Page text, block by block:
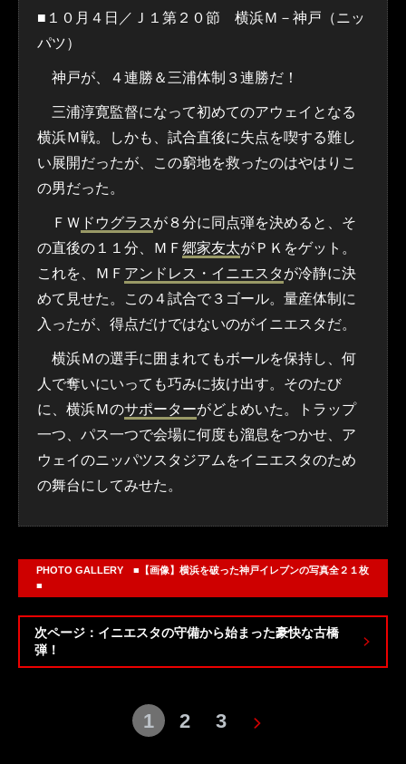
■１０月４日／Ｊ１第２０節 横浜Ｍ－神戸（ニッ
パツ）
神戸が、４連勝＆三浦体制３連勝だ！
三浦淳寛監督になって初めてのアウェイとなる
横浜Ｍ戦。しかも、試合直後に失点を喫する難し
い展開だったが、この窮地を救ったのはやはりこ
の男だった。
ＦＷ ドウグラスが８分に同点弾を決めると、そ
の直後の１１分、ＭＦ 郷家友太がＰＫをゲット。
これを、ＭＦ アンドレス・イニエスタが冷静に決
めて見せた。この４試合で３ゴール。量産体制に
入ったが、得点だけではないのがイニエスタだ。
横浜Ｍの選手に囲まれてもボールを保持し、何
人で奪いにいっても巧みに抜け出す。そのたび
に、横浜Ｍのサポーターがどよめいた。トラップ
一つ、パス一つで会場に何度も溜息をつかせ、ア
ウェイのニッパツスタジアムをイニエスタのため
の舞台にしてみせた。
PHOTO GALLERY ■【画像】横浜を破った神戸イレブンの写真全２１枚
■
次ページ：イニエスタの守備から始まった豪快な古橋
弾！
1 2 3